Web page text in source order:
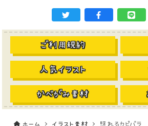
ご利用規約
人気イラスト
かべがみ素材
ホーム イラスト素材 照れるカピバラ